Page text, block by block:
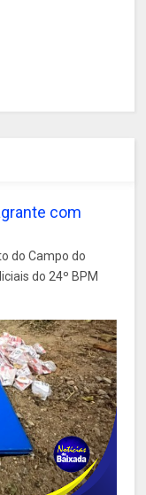
com
do Campo do
do 24º BPM